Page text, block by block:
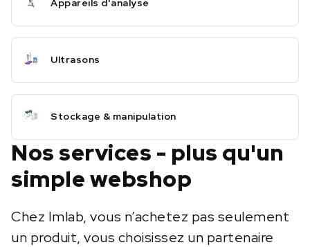
Appareils d'analyse
Ultrasons
Stockage & manipulation
Nos services - plus qu'un
simple webshop
Chez Imlab, vous n’achetez pas seulement
un produit, vous choisissez un partenaire